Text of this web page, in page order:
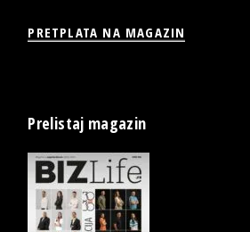
PRETPLATA NA MAGAZIN
Prelistaj magazin